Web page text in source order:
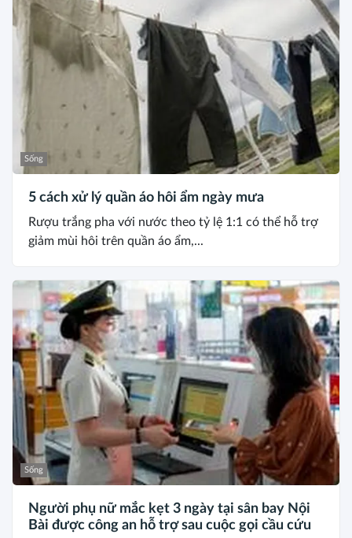
Sống
5 cách xử lý quần áo hôi ẩm ngày mưa
Rượu trắng pha với nước theo tỷ lệ 1:1 có thể hỗ trợ
giảm mùi hôi trên quần áo ẩm,...
Sống
Người phụ nữ mắc kẹt 3 ngày tại sân bay Nội
Bài được công an hỗ trợ sau cuộc gọi cầu cứu